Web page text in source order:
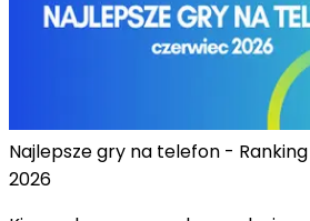
Najlepsze gry na telefon - Ranking
2026